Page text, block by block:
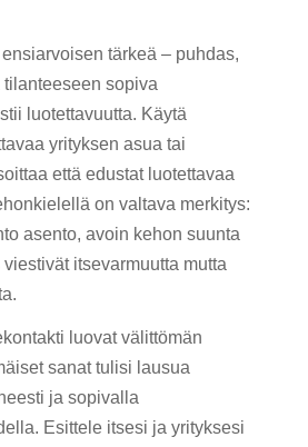
tärkeä – puhdas,
sopiva
luotettavuutta. Käytä
yrityksen asua tai
että edustat luotettavaa
on valtava merkitys:
asento, avoin kehon suunta
itsevarmuutta mutta
luovat välittömän
sanat tulisi lausua
ja sopivalla
Esittele itsesi ja yrityksesi